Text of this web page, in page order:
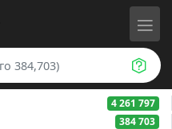
4 261 797
384 703